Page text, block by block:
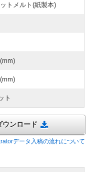
ットメルト(紙製本)
ト
ンロード
データ入稿の流れについて